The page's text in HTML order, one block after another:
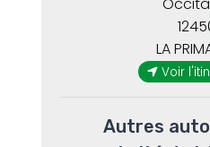
LA
Voir
Autres